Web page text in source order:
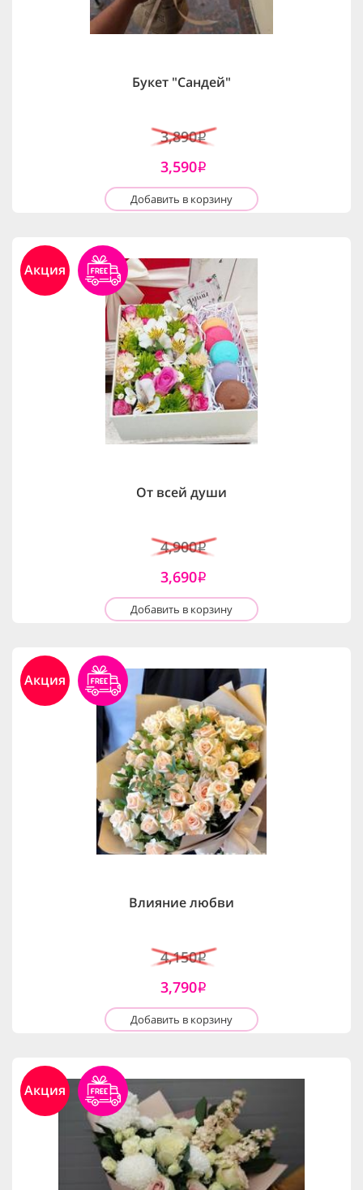
Букет "Сандей"
3,890i
3,590i
Добавить в корзину
Акция
От всей души
4,900i
3,690i
Добавить в корзину
Акция
Влияние любви
4,150i
3,790i
Добавить в корзину
Акция